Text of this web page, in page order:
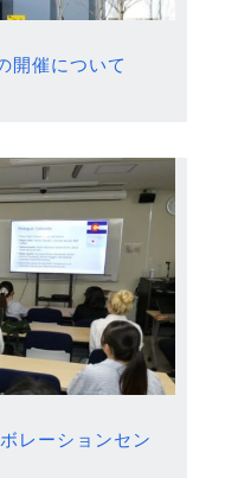
開催について
レーションセン